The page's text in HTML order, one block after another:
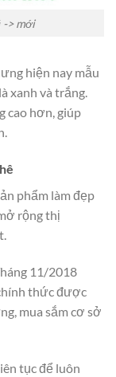
-> mới
hiện nay mẫu
xanh và trắng.
cao hơn, giúp
phẩm làm đẹp
rộng thị
11/2018
thức được
mua sắm cơ sở
tục để luôn